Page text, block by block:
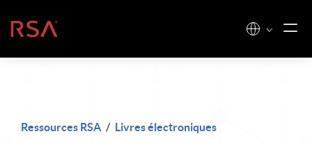
Accueil
Ressources RSA / Livres électroniques